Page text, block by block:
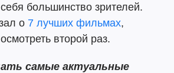
большинство зрителей.
о 7 лучших фильмах,
второй раз.
самые актуальные